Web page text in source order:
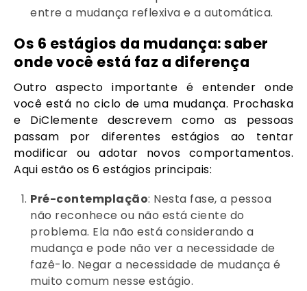
entre a mudança reflexiva e a automática.
Os 6 estágios da mudança: saber
onde você está faz a diferença
‌Outro aspecto importante é entender onde
você está no ciclo de uma mudança. Prochaska
e DiClemente descrevem como as pessoas
passam por diferentes estágios ao tentar
modificar ou adotar novos comportamentos.
Aqui estão os 6 estágios principais:
Pré-contemplação: Nesta fase, a pessoa
não reconhece ou não está ciente do
problema. Ela não está considerando a
mudança e pode não ver a necessidade de
fazê-lo. Negar a necessidade de mudança é
muito comum nesse estágio.